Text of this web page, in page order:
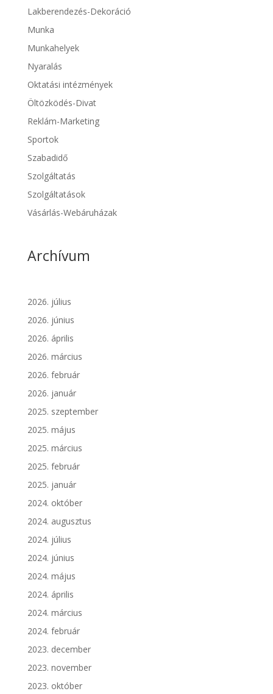
Lakberendezés-Dekoráció
Munka
Munkahelyek
Nyaralás
Oktatási intézmények
Öltözködés-Divat
Reklám-Marketing
Sportok
Szabadidő
Szolgáltatás
Szolgáltatások
Vásárlás-Webáruházak
Archívum
2026. július
2026. június
2026. április
2026. március
2026. február
2026. január
2025. szeptember
2025. május
2025. március
2025. február
2025. január
2024. október
2024. augusztus
2024. július
2024. június
2024. május
2024. április
2024. március
2024. február
2023. december
2023. november
2023. október